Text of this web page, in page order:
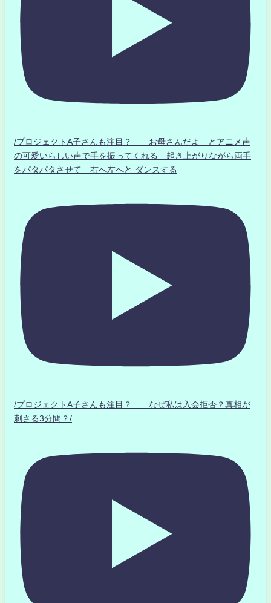
/プロジェクトA子さんも注目？ お母さんだよ とアニメ声
の可愛いらしい声で手を振ってくれる 起き上がりながら両手
をパタパタさせて 右へ左へと ダンスする
/プロジェクトA子さんも注目？ なぜ私は入会拒否？真相が
刺さる3分間？/